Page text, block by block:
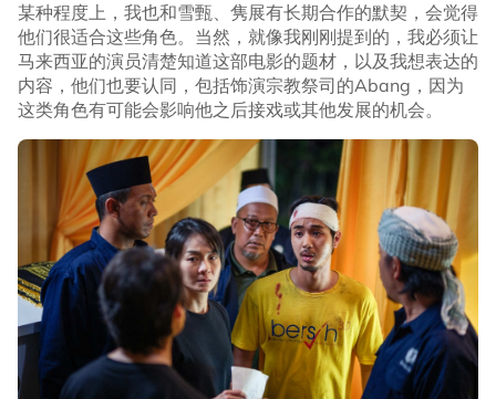
某种程度上，我也和雪甄、隽展有长期合作的默契，会觉得
他们很适合这些角色。当然，就像我刚刚提到的，我必须让
马来西亚的演员清楚知道这部电影的题材，以及我想表达的
内容，他们也要认同，包括饰演宗教祭司的Abang，因为
这类角色有可能会影响他之后接戏或其他发展的机会。